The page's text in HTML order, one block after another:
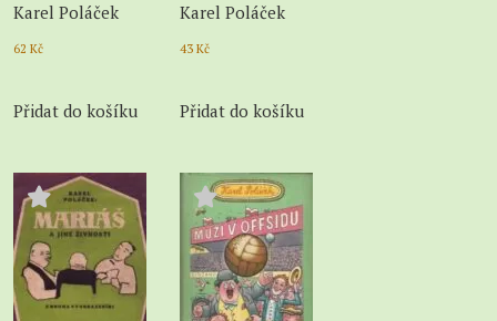
Karel Poláček
62 Kč
Přidat do košíku
Karel Poláček
43 Kč
Přidat do košíku